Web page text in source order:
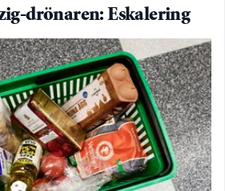
drönaren: Eskalering